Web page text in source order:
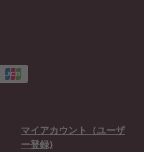
マイアカウント（ユーザ
ー登録)